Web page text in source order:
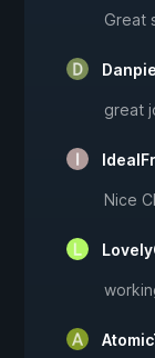
Great
Danpie
great
Nice